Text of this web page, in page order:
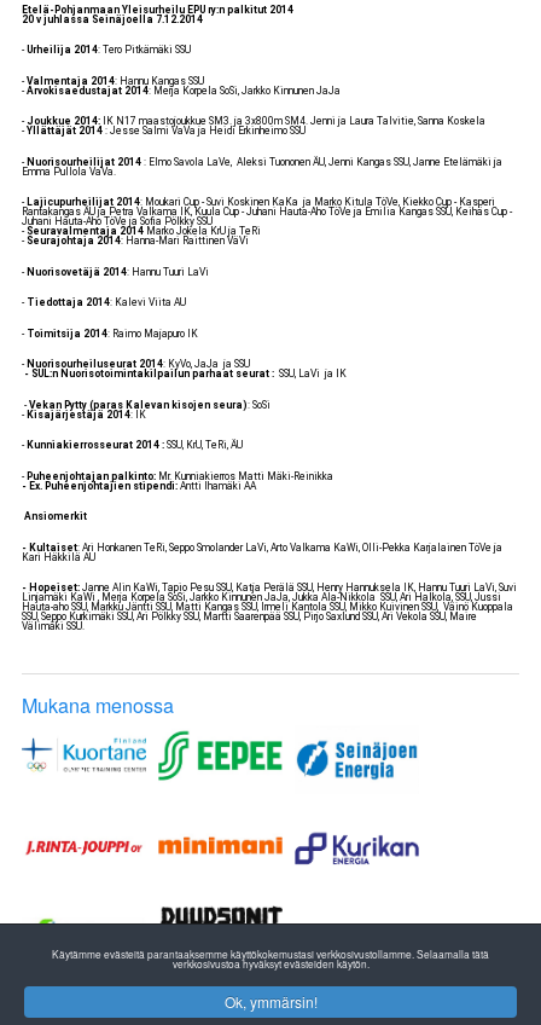
Etelä-Pohjanmaan Yleisurheilu EPU ry:n palkitut 2014
20 v juhlassa Seinäjoella 7.12.2014
-Urheilija 2014: Tero Pitkämäki SSU
-Valmentaja 2014: Hannu Kangas SSU
-Arvokisaedustajat 2014: Merja Korpela SoSi, Jarkko Kinnunen JaJa
- Joukkue 2014:
IK N17 maastojoukkue SM3. ja 3x800m SM4. Jenni ja Laura Talvitie, Sanna Koskela
-Yllättäjät 2014: Jesse Salmi VaVa ja Heidi Erkinheimo SSU
- Nuorisourheilijat 2014: Elmo Savola LaVe, Aleksi Tuononen ÄU, Jenni Kangas SSU, Janne Etelämäki ja
Emma Pullola VaVa.
- Lajicupurheilijat 2014: Moukari Cup - Suvi Koskinen KaKa ja Marko Kitula TöVe, Kiekko Cup - Kasperi
Rantakangas ÄU ja Petra Valkama IK, Kuula Cup - Juhani Hauta-Aho TöVe ja Emilia Kangas SSU, Keihäs Cup -
Juhani Hauta-Aho TöVe ja Sofia Pölkky SSU
- Seuravalmentaja 2014 Marko Jokela KrU ja TeRi
- Seurajohtaja 2014: Hanna-Mari Raittinen VäVi
- Nuorisovetäjä 2014: Hannu Tuuri LaVi
- Tiedottaja 2014: Kalevi Viita AU
- Toimitsija 2014: Raimo Majapuro IK
- Nuorisourheiluseurat 2014: KyVo, JaJa ja SSU
- SUL:n Nuorisotoimintakilpailun parhaat seurat : SSU, LaVi ja IK
-Vekan Pytty (paras Kalevan kisojen seura): SoSi
- Kisajärjestäjä 2014: IK
- Kunniakierrosseurat 2014 : SSU, KrU, TeRi, ÄU
- Puheenjohtajan palkinto: Mr. Kunniakierros Matti Mäki-Reinikka
- Ex. Puheenjohtajien stipendi: Antti Ihamäki AA
Ansiomerkit
- Kultaiset: Ari Honkanen TeRi, Seppo Smolander LaVi, Arto Valkama KaWi, Olli-Pekka Karjalainen TöVe ja
Kari Häkkilä AU
- Hopeiset:Janne Alin KaWi, Tapio Pesu SSU, Katja Perälä SSU, Henry Hannuksela IK, Hannu Tuuri LaVi, Suvi
Linjamäki KaWi , Merja Korpela SoSi, Jarkko Kinnunen JaJa, Jukka Ala-Nikkola SSU, Ari Halkola, SSU, Jussi
Hauta-aho SSU, Markku Jäntti SSU, Matti Kangas SSU, Irmeli Kantola SSU, Mikko Kuivinen SSU, Väinö Kuoppala
SSU, Seppo Kurkimäki SSU, Ari Pölkky SSU, Martti Saarenpää SSU, Pirjo Saxlund SSU, Ari Vekola SSU, Maire
Välimäki SSU.
Mukana menossa
Käytämme evästeitä parantaaksemme käyttökokemustasi verkkosivustollamme. Selaamalla tätä
verkkosivustoa hyväksyt evästeiden käytön.
Ok, ymmärsin!